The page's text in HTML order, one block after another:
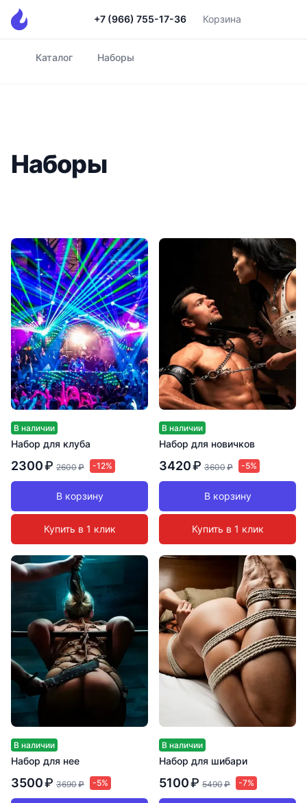
+7 (966) 755-17-36 Корзина
Главная
Каталог Наборы
Наборы
В наличии
Набор для клуба
2300₽ 2600₽ -12%
В корзину
Купить в 1 клик
В наличии
Набор для новичков
3420₽ 3600₽ -5%
В корзину
Купить в 1 клик
В наличии
Набор для нее
3500₽ 3690₽ -5%
В наличии
Набор для шибари
5100₽ 5490₽ -7%